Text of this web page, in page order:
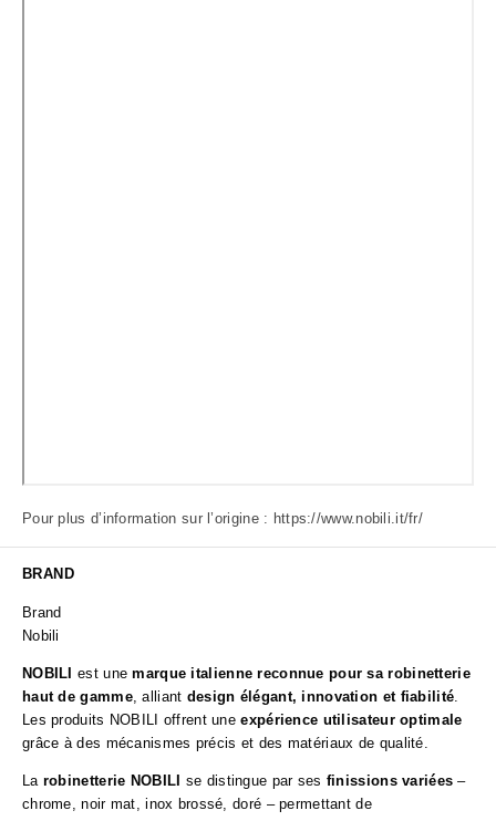
Pour plus d’information sur l’origine : https://www.nobili.it/fr/
BRAND
Brand
Nobili
NOBILI est unemarque italienne reconnue pour sa robinetterie
haut de gamme, alliant design élégant, innovation et fiabilité.
Les produits NOBILI offrent uneexpérience utilisateur optimale
grâce à des mécanismes précis et des matériaux de qualité.
La robinetterie NOBILI se distingue par ses finissions variées –
chrome, noir mat, inox brossé, doré – permettant de